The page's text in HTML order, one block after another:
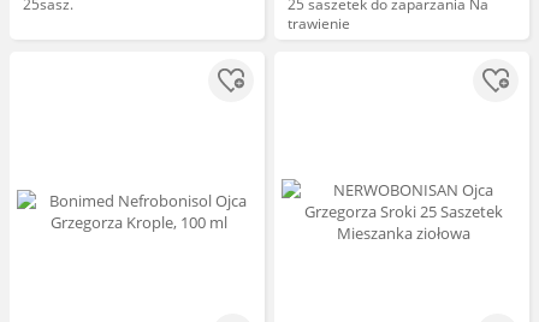
25sasz.
25 saszetek do zaparzania Na
trawienie